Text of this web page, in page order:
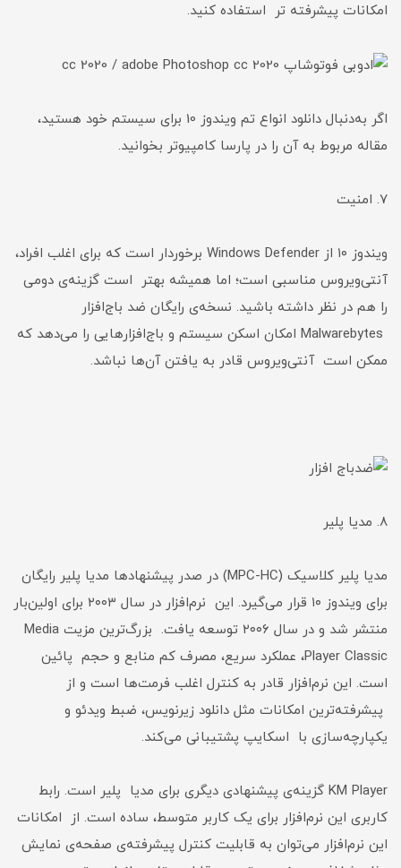
امکانات پیشرفته تر استفاده کنید.
اگر به‌دنبال دانلود انواع تم ویندوز 10 برای سیستم خود هستید،
مقاله مربوط به آن را در پارسا کامپیوتر بخوانید.
۷. امنیت
ویندوز ۱۰ از Windows Defender برخوردار است که برای اغلب افراد،
آنتی‌ویروس مناسبی است؛ اما همیشه بهتر است گزینه‌ی دومی
را هم در نظر داشته باشید. نسخه‌ی رایگان ضد باج‌افزار
Malwarebytes امکان اسکن سیستم و باج‌افزارهایی را می‌دهد که
ممکن است آنتی‌ویروس قادر به یافتن آن‌ها نباشد.
۸. مدیا پلیر
مدیا پلیر کلاسیک (MPC-HC) در صدر پیشنهاد‌ها مدیا پلیر رایگان
برای ویندوز ۱۰ قرار می‌گیرد. این نرم‌افزار در سال ۲۰۰۳ برای اولین‌بار
منتشر شد و در سال ۲۰۰۶ توسعه یافت. بزرگ‌ترین مزیت Media
Player Classic، عملکرد سریع، مصرف کم منابع و حجم پائین
است. این نرم‌افزار قادر به کنترل اغلب فرمت‌ها است و از
پیشرفته‌ترین امکانات مثل دانلود زیرنویس، ضبط ویدئو و
یکپارچه‌سازی با اسکایپ پشتیبانی می‌کند.
KM Player گزینه‌ی پیشنهادی دیگری برای مدیا پلیر است. رابط
کاربری این نرم‌افزار برای یک کاربر متوسط، ساده است. از امکانات
این نرم‌افزار می‌توان به قابلیت کنترل پیشرفته‌ی صفحه‌ی نمایش